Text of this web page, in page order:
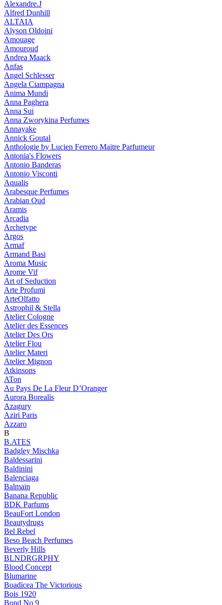
Alexandre.J
Alfred Dunhill
ALTAIA
Alyson Oldoini
Amouage
Amouroud
Andrea Maack
Anfas
Angel Schlesser
Angela Ciampagna
Anima Mundi
Anna Paghera
Anna Sui
Anna Zworykina Perfumes
Annayake
Annick Goutal
Anthologie by Lucien Ferrero Maitre Parfumeur
Antonia's Flowers
Antonio Banderas
Antonio Visconti
Aqualis
Arabesque Perfumes
Arabian Oud
Aramis
Arcadia
Archetype
Argos
Armaf
Armand Basi
Aroma Music
Arome Vif
Art of Seduction
Arte Profumi
ArteOlfatto
Astrophil & Stella
Atelier Cologne
Atelier des Essences
Atelier Des Ors
Atelier Flou
Atelier Materi
Atelier Mignon
Atkinsons
ATon
Au Pays De La Fleur D’Oranger
Aurora Borealis
Azagury
Aziri Paris
Azzaro
B
B.ATES
Badgley Mischka
Baldessarini
Baldinini
Balenciaga
Balmain
Banana Republic
BDK Parfums
BeauFort London
Beautydrugs
Bel Rebel
Beso Beach Perfumes
Beverly Hills
BLNDRGRPHY
Blood Concept
Blumarine
Boadicea The Victorious
Bois 1920
Bond No 9